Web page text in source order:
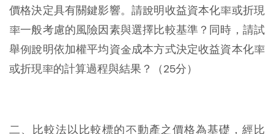
價格決定具有關鍵影響。請說明收益資本化率或折現
率一般考慮的風險因素與選擇比較基準？同時，請試
舉例說明依加權平均資金成本方式決定收益資本化率
或折現率的計算過程與結果？（25分）
二、比較法以比較標的不動產之價格為基礎，經比